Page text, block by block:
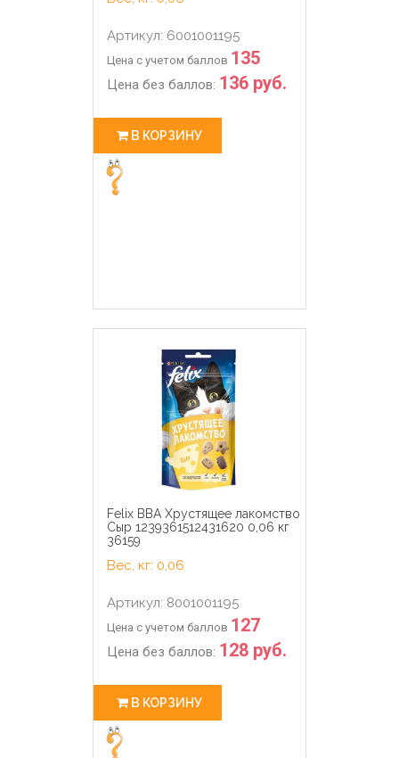
Артикул: 6001001195
Цена с учетом баллов 135
Цена без баллов: 136 руб.
В КОРЗИНУ
Felix ВВА Хрустящее лакомство
Сыр 1239361512431620 0,06 кг
36159
Вес, кг: 0,06
Артикул: 8001001195
Цена с учетом баллов 127
Цена без баллов: 128 руб.
В КОРЗИНУ